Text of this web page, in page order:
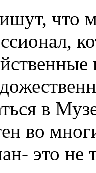
что
в
во
это не